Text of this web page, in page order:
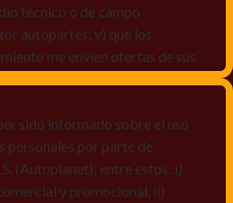
técnico o de campo
autopartes; v) que los
me envíen ofertas de sus
de datos de acuerdo a las
de los titulares de Datos
de satisfacción, vi) reportes
sido informado sobre el uso
personales por parte de
(Autoplanet); entre estos: i)
y promocional, ii)